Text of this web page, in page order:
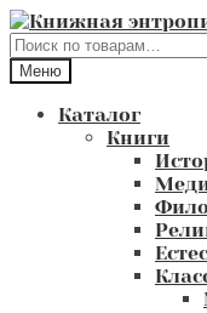
Перейти
к
навигации
Перейти
к
содержимому
Искать:
Меню
Каталог
Книги